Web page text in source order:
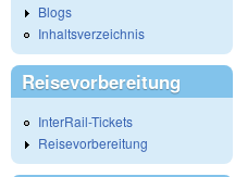
Blogs
Inhaltsverzeichnis
Reisevorbereitung
InterRail-Tickets
Reisevorbereitung